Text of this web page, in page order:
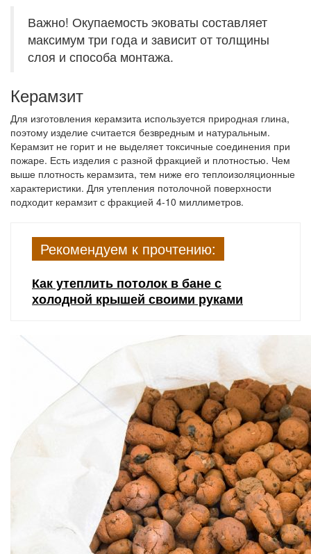
Важно! Окупаемость эковаты составляет
максимум три года и зависит от толщины
слоя и способа монтажа.
Керамзит
Для изготовления керамзита используется природная глина,
поэтому изделие считается безвредным и натуральным.
Керамзит не горит и не выделяет токсичные соединения при
пожаре. Есть изделия с разной фракцией и плотностью. Чем
выше плотность керамзита, тем ниже его теплоизоляционные
характеристики. Для утепления потолочной поверхности
подходит керамзит с фракцией 4-10 миллиметров.
Рекомендуем к прочтению:
Как утеплить потолок в бане с
холодной крышей своими руками